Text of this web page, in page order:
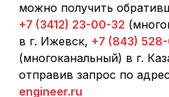
можно получить
+7 (3412) 23-00-32
в г. Ижевск, +7 (843)
(многоканальный) в г.
отправив запрос по
engineer.ru